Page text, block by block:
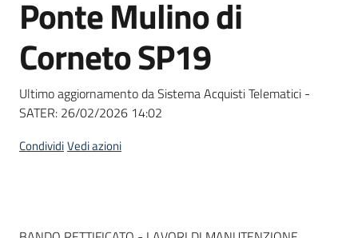
Bandi
strumenti
acquisto
Salta al contenuto
Ponte Mulino di
Corneto SP19
Ultimo aggiornamento da Sistema Acquisti Telematici -
SATER: 26/02/2026 14:02
CondividiVedi azioni